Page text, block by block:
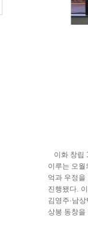
이화 창립
이루는 오
억과 우정을
진행됐다.
김영주·남
상봉 동창을